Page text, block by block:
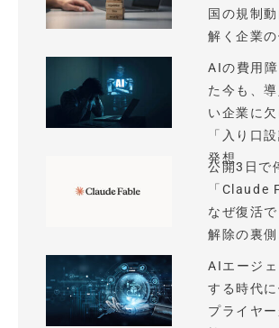
国の規制
解く企業
AIの費用
た今も、
い企業に
「入り口
発想
公開3日で
「Claude
なぜ復活
解除の裏
AIエージ
する時代
プライヤ